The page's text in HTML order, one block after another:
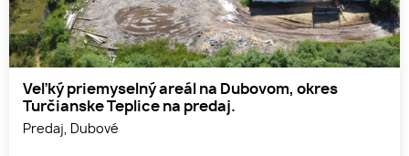
Veľký priemyselný areál na Dubovom, okres
Turčianske Teplice na predaj.
Predaj, Dubové